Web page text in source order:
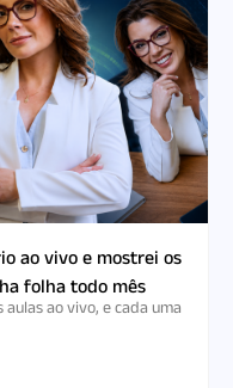
ao vivo e mostrei os
folha todo mês
ao vivo, e cada uma